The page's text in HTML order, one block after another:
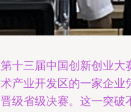
十三届中国创新创业大
产业开发区的一家企业
级省级决赛。这一突破